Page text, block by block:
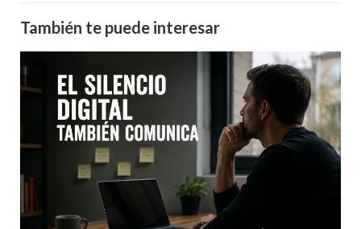
También te puede interesar